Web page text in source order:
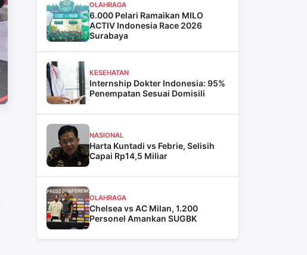
OLAHRAGA
6.000 Pelari Ramaikan MILO
ACTIV Indonesia Race 2026
Surabaya
KESEHATAN
Internship Dokter Indonesia: 95%
Penempatan Sesuai Domisili
NASIONAL
Harta Kuntadi vs Febrie, Selisih
Capai Rp14,5 Miliar
OLAHRAGA
Chelsea vs AC Milan, 1.200
Personel Amankan SUGBK